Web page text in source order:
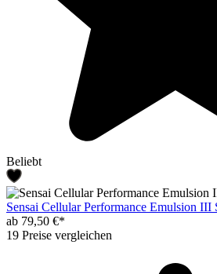
Beliebt
Sensai Cellular Performance Emulsion III
ab 79,50 €*
19 Preise vergleichen